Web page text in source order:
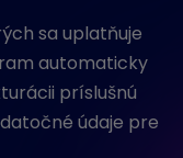
sa uplatňuje
automaticky
príslušnú
údaje pre